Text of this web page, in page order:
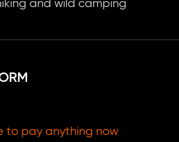
and wild camping
to pay anything now